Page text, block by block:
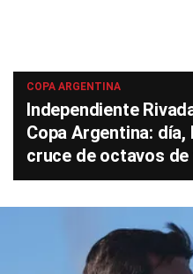
COPA ARGENTINA
Independiente
Copa Argentina: día,
cruce de octavos